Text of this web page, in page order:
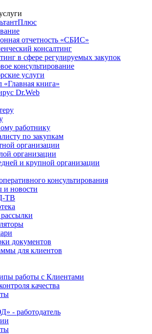
отчетность «СБИС»
консалтинг
в сфере регулируемых закупок
консультирование
услуги
книга»
Dr.Web
работнику
по закупкам
организации
организации
и крупной организации
консультирования
и новости
ТВ
документов
для клиентов
работы с Клиентами
качества
- работодатель